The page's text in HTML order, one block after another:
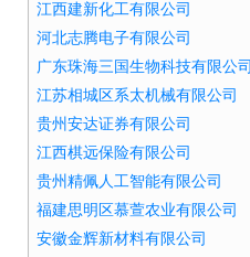
江西建新化工有限公司
河北志腾电子有限公司
广东珠海三国生物科技有限公司
江苏相城区系太机械有限公司
贵州安达证券有限公司
江西棋远保险有限公司
贵州精佩人工智能有限公司
福建思明区慕萱农业有限公司
安徽金辉新材料有限公司